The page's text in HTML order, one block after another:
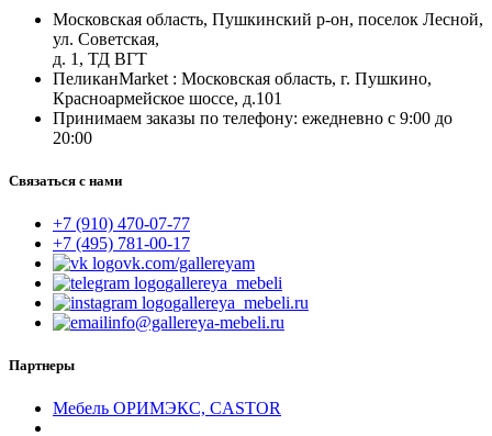
Московская область, Пушкинский р-он, поселок Лесной,
ул. Советская,
д. 1, ТД ВГТ
ПеликанMarket : Московская область, г. Пушкино,
Красноармейское шоссе, д.101
Принимаем заказы по телефону: ежедневно с 9:00 до
20:00
Связаться с нами
+7 (910) 470-07-77
+7 (495) 781-00-17
vk.com/gallereyam
gallereya_mebeli
gallereya_mebeli.ru
info@gallereya-mebeli.ru
Партнеры
Мебель ОРИМЭКС, CASTOR